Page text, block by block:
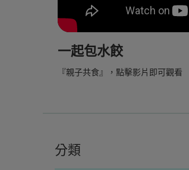
一起包水餃
『親子共食』，點擊影片即可觀看
分類